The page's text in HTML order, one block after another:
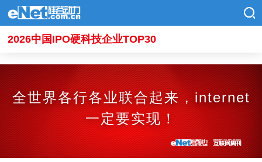
2026中国IPO硬科技企业TOP30
全世界各行各业联合起来，internet
一定要实现！